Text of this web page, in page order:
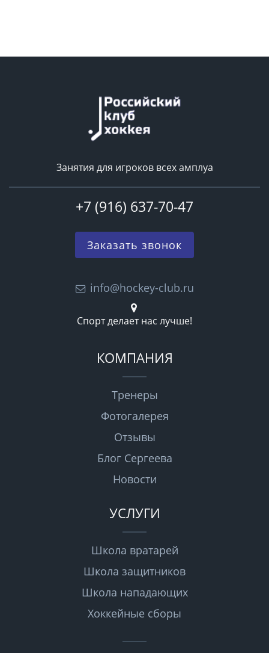
Занятия для игроков всех амплуа
+7 (916) 637-70-47
Заказать звонок
info@hockey-club.ru
Спорт делает нас лучше!
КОМПАНИЯ
Тренеры
Фотогалерея
Отзывы
Блог Сергеева
Новости
УСЛУГИ
Школа вратарей
Школа защитников
Школа нападающих
Хоккейные сборы